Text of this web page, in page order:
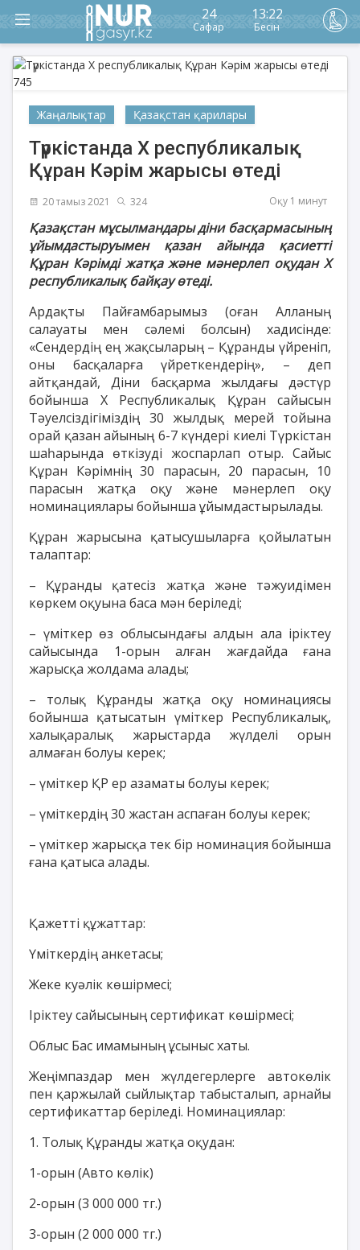
24
Сафар
13:22
Бесін
Жаңалықтар Қазақстан қарилары
Түркістанда Х республикалық
Құран Кәрім жарысы өтеді
20 тамыз 2021 324 Оқу 1 минут
Қазақстан мұсылмандары діни басқармасының
ұйымдастыруымен қазан айында қасиетті
Құран Кәрімді жатқа және мәнерлеп оқудан Х
республикалық байқау өтеді.
Ардақты Пайғамбарымыз (оған Алланың
салауаты мен сәлемі болсын) хадисінде:
«Сендердің ең жақсыларың – Құранды үйреніп,
оны басқаларға үйреткендерің», – деп
айтқандай, Діни басқарма жылдағы дәстүр
бойынша Х Республикалық Құран сайысын
Тәуелсіздігіміздің 30 жылдық мерей тойына
орай қазан айының 6-7 күндері киелі Түркістан
шаһарында өткізуді жоспарлап отыр. Сайыс
Құран Кәрімнің 30 парасын, 20 парасын, 10
парасын жатқа оқу және мәнерлеп оқу
номинациялары бойынша ұйымдастырылады.
Құран жарысына қатысушыларға қойылатын
талаптар:
– Құранды қатесіз жатқа және тәжуидімен
көркем оқуына баса мән беріледі;
– үміткер өз облысындағы алдын ала іріктеу
сайысында 1-орын алған жағдайда ғана
жарысқа жолдама алады;
– толық Құранды жатқа оқу номинациясы
бойынша қатысатын үміткер Республикалық,
халықаралық жарыстарда жүлделі орын
алмаған болуы керек;
– үміткер ҚР ер азаматы болуы керек;
– үміткердің 30 жастан аспаған болуы керек;
– үміткер жарысқа тек бір номинация бойынша
ғана қатыса алады.
Қажетті құжаттар:
Үміткердің анкетасы;
Жеке куәлік көшірмесі;
Іріктеу сайысының сертификат көшірмесі;
Облыс Бас имамының ұсыныс хаты.
Жеңімпаздар мен жүлдегерлерге автокөлік
пен қаржылай сыйлықтар табысталып, арнайы
сертификаттар беріледі. Номинациялар:
1. Толық Құранды жатқа оқудан:
1-орын (Авто көлік)
2-орын (3 000 000 тг.)
3-орын (2 000 000 тг.)